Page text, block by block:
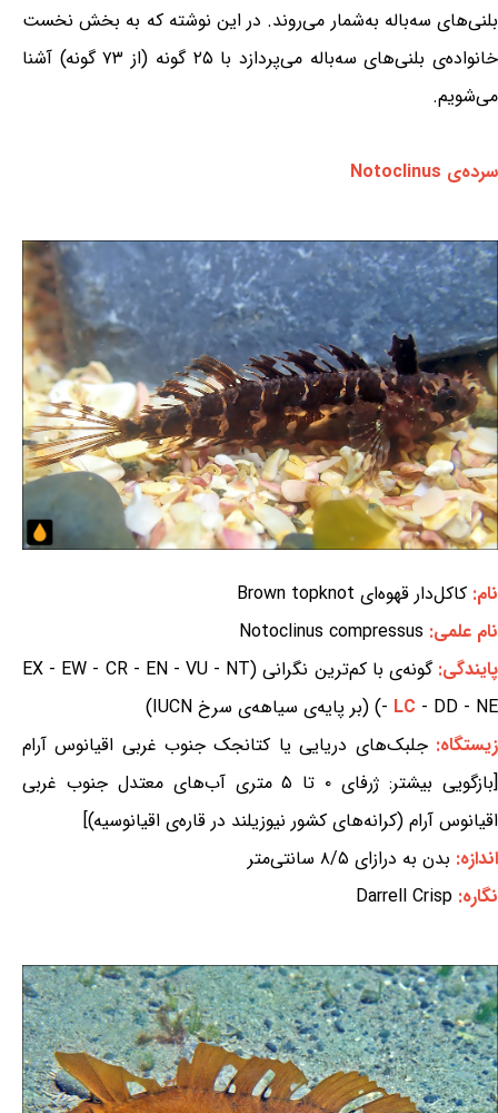
بلنی‌های سه‌باله به‌شمار می‌روند. در این نوشته که به بخش نخست
خانواده‌ی بلنی‌های سه‌باله می‌پردازد با ۲۵ گونه (از ۷۳ گونه) آشنا
می‌شویم.
سرده‌ی Notoclinus
نام: کاکل‌دار قهوه‌ای Brown topknot
نام علمی: Notoclinus compressus
پایندگی:
گونه‌ی با کم‌ترین نگرانی (EX - EW - CR - EN - VU - NT
- LC - DD - NE) (بر پایه‌ی سیاهه‌ی سرخ IUCN)
زیستگاه:جلبک‌های دریایی یا کتانجک جنوب غربی اقیانوس آرام
[بازگویی بیشتر: ژرفای ۰ تا ۵ متری آب‌های معتدل جنوب غربی
اقیانوس آرام (کرانه‌های کشور نیوزیلند در قاره‌ی اقیانوسیه)]
اندازه: بدن به درازای ۸/۵ سانتی‌متر
نگاره: Darrell Crisp